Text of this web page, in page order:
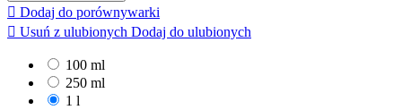
 Dodaj do porównywarki
 Usuń z ulubionych Dodaj do ulubionych
100 ml
250 ml
1 l